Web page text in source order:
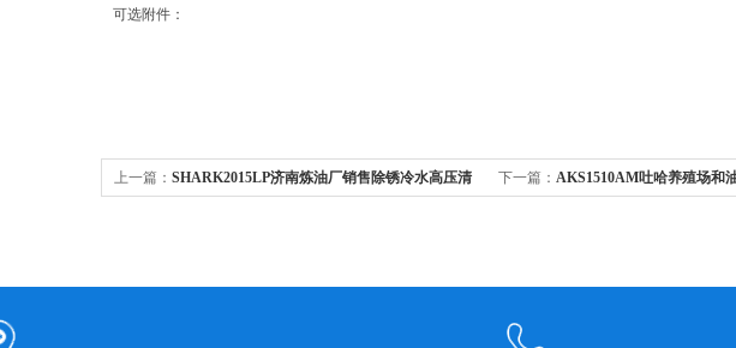
可选附件：
上一篇： SHARK2015LP济南炼油厂销售除锈冷水高压清 下一篇： AKS1510AM吐哈养殖场和